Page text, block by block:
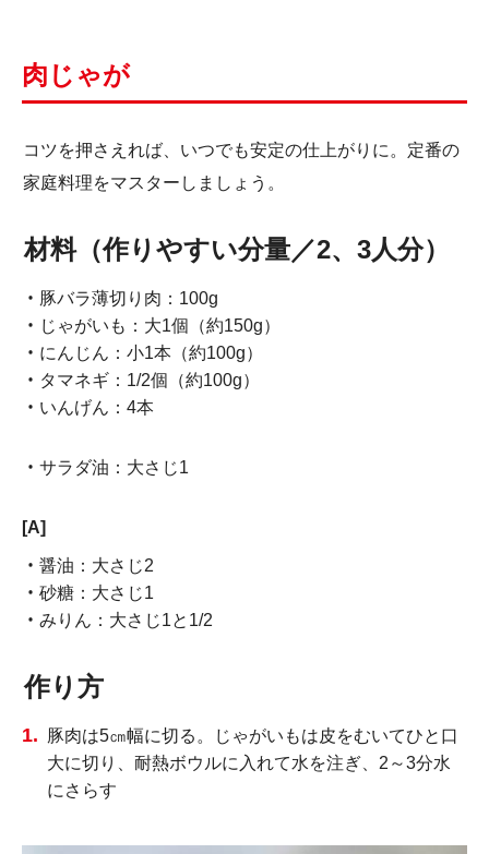
肉じゃが
コツを押さえれば、いつでも安定の仕上がりに。定番の
家庭料理をマスターしましょう。
材料（作りやすい分量／2、3人分）
豚バラ薄切り肉：100g
じゃがいも：大1個（約150g）
にんじん：小1本（約100g）
タマネギ：1/2個（約100g）
いんげん：4本
サラダ油：大さじ1
[A]
醤油：大さじ2
砂糖：大さじ1
みりん：大さじ1と1/2
作り方
豚肉は5㎝幅に切る。じゃがいもは皮をむいてひと口
大に切り、耐熱ボウルに入れて水を注ぎ、2～3分水
にさらす